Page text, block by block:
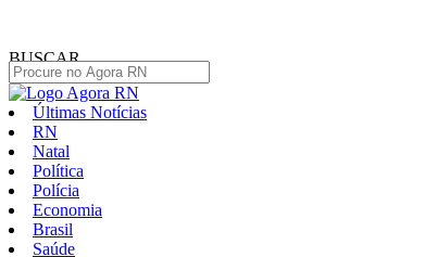
BUSCAR
Últimas Notícias
RN
Natal
Política
Polícia
Economia
Brasil
Saúde